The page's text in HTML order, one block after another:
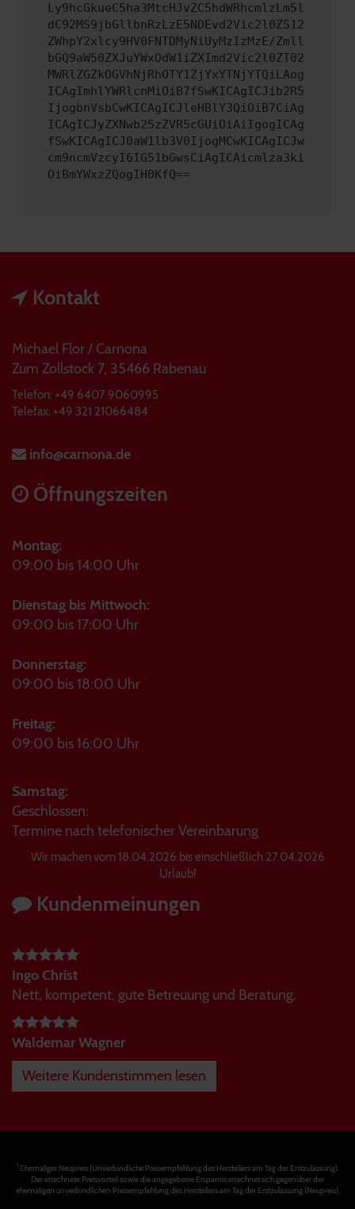
Ly9hcGkueC5ha3MtcHJvZC5hdWRhcmlzLm5l
dC92MS9jbGllbnRzLzE5NDEvd2Vic2l0ZS12
ZWhpY2xlcy9HV0FNTDMyNiUyMzIzMzE/Zmll
bGQ9aW50ZXJuYWxOdW1iZXImd2Vic2l0ZT02
MWRlZGZkOGVhNjRhOTY1ZjYxYTNjYTQiLAog
ICAgImhlYWRlcnMiOiB7fSwKICAgICJib2R5
IjogbnVsbCwKICAgICJleHBlY3QiOiB7CiAg
ICAgICJyZXNwb25zZVR5cGUiOiAiIgogICAg
fSwKICAgICJ0aW1lb3V0IjogMCwKICAgICJw
cm9ncmVzcyI6IG51bGwsCiAgICAicmlza3ki
OiBmYWxzZQogIH0KfQ==
Kontakt
Michael Flor / Carnona
Zum Zollstock 7, 35466 Rabenau
Telefon: +49 6407 9060995
Telefax: +49 321 21066484
info@carnona.de
Öffnungszeiten
Montag:
09:00 bis 14:00 Uhr
Dienstag bis Mittwoch:
09:00 bis 17:00 Uhr
Donnerstag:
09:00 bis 18:00 Uhr
Freitag:
09:00 bis 16:00 Uhr
Samstag:
Geschlossen:
Termine nach telefonischer Vereinbarung
Wir machen vom 18.04.2026 bis einschließlich 27.04.2026
Urlaub!
Kundenmeinungen
Ingo Christ
Nett, kompetent, gute Betreuung und Beratung.
Waldemar Wagner
Weitere Kundenstimmen lesen
1Ehemaliger Neupreis (Unverbindliche Preisempfehlung des Herstellers am Tag der Erstzulassung).
Der errechnete Preisvorteil sowie die angegebene Ersparnis errechnet sich gegenüber der
ehemaligen unverbindlichen Preisempfehlung des Herstellers am Tag der Erstzulassung (Neupreis).